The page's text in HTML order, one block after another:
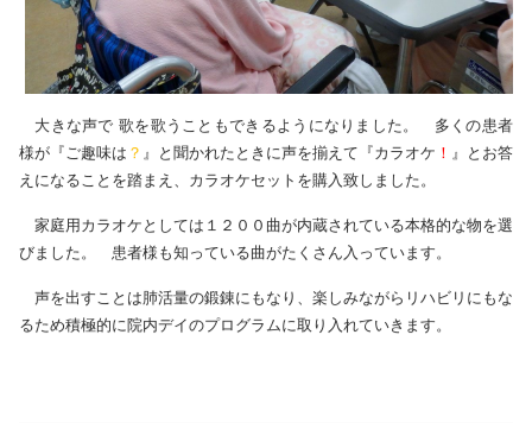
大きな声で 歌を歌うこともできるようになりました。 多くの患者
様が『ご趣味は ？ 』と聞かれたときに声を揃えて『カラオケ ！ 』とお答
えになることを踏まえ、カラオケセットを購入致しました。
家庭用カラオケとしては１２００曲が内蔵されている本格的な物を選
びました。 患者様も知っている曲がたくさん入っています。
声を出すことは肺活量の鍛錬にもなり、楽しみながらリハビリにもな
るため積極的に院内デイのプログラムに取り入れていきます。